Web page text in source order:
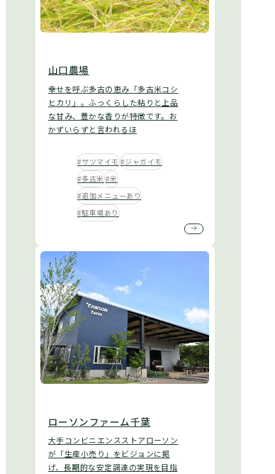
山口農場
幸せを呼ぶ多古の恵み「多古米コシ
ヒカリ」。ふっくらした粘りと上品
な甘み、豊かな香りが特徴です。お
かずいらずと言われるほ
サツマイモ
ジャガイモ
多古米
米
追加メニューあり
駐車場あり
ローソンファーム千葉
大手コンビニエンスストアローソン
が「生産小売り」をビジョンに掲
げ、長期的な安定調達の実現を目指